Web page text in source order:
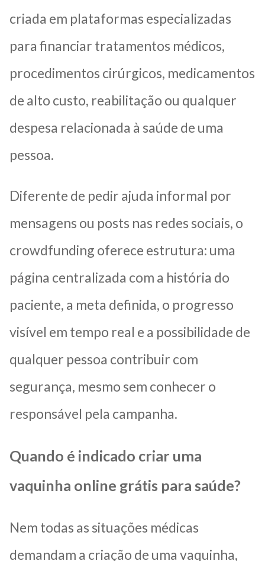
criada em plataformas especializadas
para financiar tratamentos médicos,
procedimentos cirúrgicos, medicamentos
de alto custo, reabilitação ou qualquer
despesa relacionada à saúde de uma
pessoa.
Diferente de pedir ajuda informal por
mensagens ou posts nas redes sociais, o
crowdfunding oferece estrutura: uma
página centralizada com a história do
paciente, a meta definida, o progresso
visível em tempo real e a possibilidade de
qualquer pessoa contribuir com
segurança, mesmo sem conhecer o
responsável pela campanha.
Quando é indicado criar uma
vaquinha online grátis para saúde?
Nem todas as situações médicas
demandam a criação de uma vaquinha,